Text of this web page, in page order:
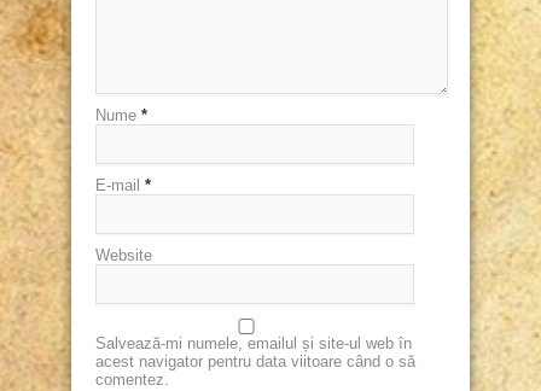
Nume *
E-mail *
Website
Salvează-mi numele, emailul și site-ul web în
acest navigator pentru data viitoare când o să
comentez.